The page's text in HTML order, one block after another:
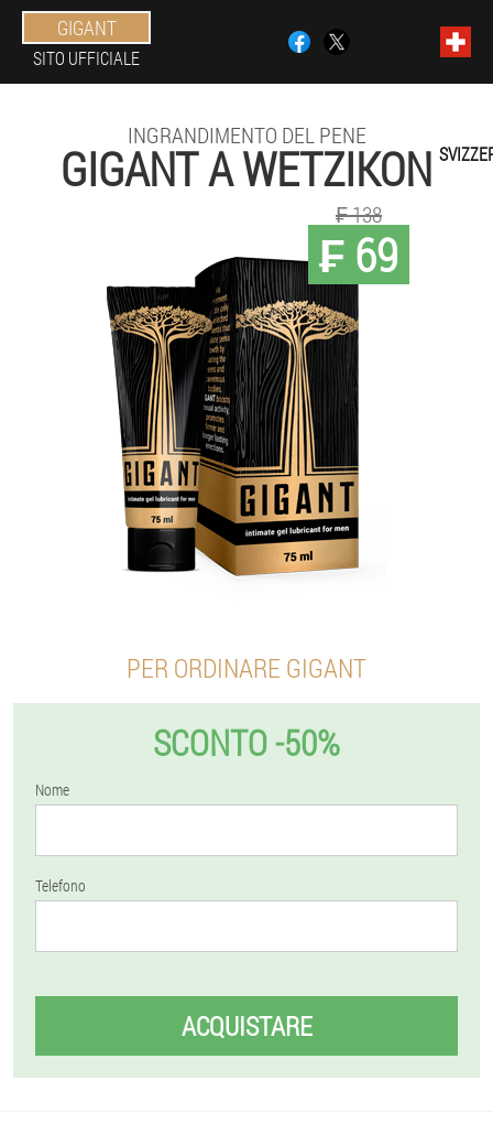
GIGANT
SITO UFFICIALE
INGRANDIMENTO DEL PENE
GIGANT A WETZIKON
₣ 69
₣ 138
PER ORDINARE GIGANT
SCONTO -50%
Nome
Telefono
ACQUISTARE